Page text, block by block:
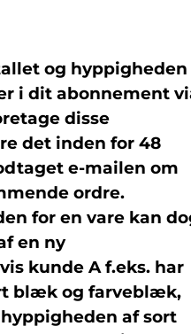
og hyppigheden
i dit abonnement
disse
det inden for 48
e-mailen om
ordre.
for en vare kan
en ny
kunde A f.eks. har
blæk og farveblæk,
af sort